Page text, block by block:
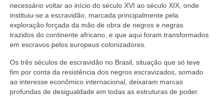
necessário voltar ao início do século XVI ao século XIX, onde
instituiu-se a escravidão, marcada principalmente pela
exploração forçada da mão de obra de negros e negras
trazidos do continente africano, e que aqui foram transformados
em escravos pelos europeus colonizadores.
Os três séculos de escravidão no Brasil, situação que só teve
fim por conta da resistência dos negros escravizados, somado
ao interesse econômico internacional, deixaram marcas
profundas de desigualdade em todas as estruturas de poder.